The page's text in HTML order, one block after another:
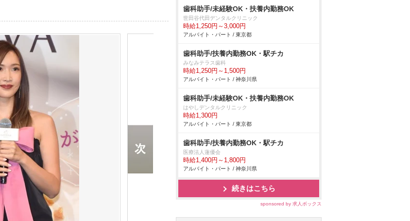
歯科助手/未経験OK・扶養内勤務OK
世田谷代田デンタルクリニック
時給1,250円～3,000円
アルバイト・パート / 東京都
歯科助手/扶養内勤務OK・駅チカ
みなみテラス歯科
時給1,250円～1,500円
アルバイト・パート / 神奈川県
歯科助手/未経験OK・扶養内勤務OK
はやしデンタルクリニック
時給1,300円
アルバイト・パート / 東京都
歯科助手/扶養内勤務OK・駅チカ
医療法人蓮優会
時給1,400円～1,800円
アルバイト・パート / 神奈川県
続きはこちら
sponsored by 求人ボックス